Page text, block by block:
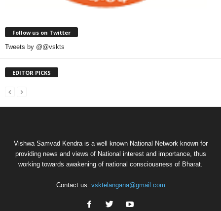
Follow us on Twitter
Tweets by @@vskts
EDITOR PICKS
Vishwa Samvad Kendra is a well known National Network known for
providing news and views of National interest and importance, thus
working towards awakening of national consciousness of Bharat.
Contact us: vsktelangana@gmail.com